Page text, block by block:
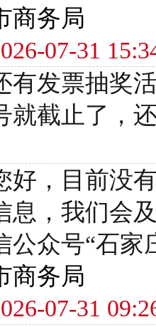
商务局
07-31
有发票抽奖
就截止了，
好，目前没
息，我们会
众号“石家
商务局
07-31